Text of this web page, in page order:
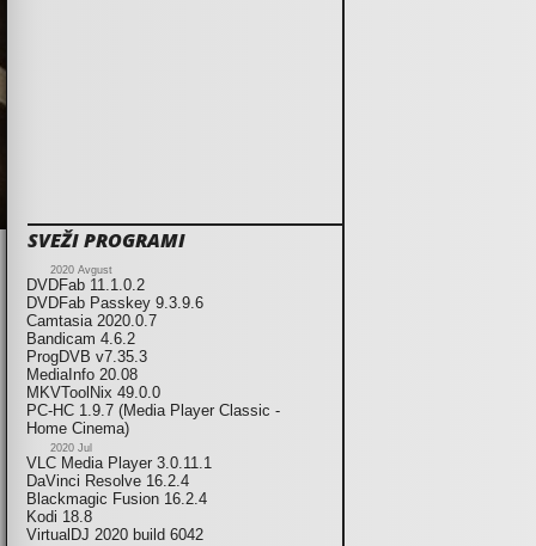
SVEŽI PROGRAMI
2020 Avgust
DVDFab 11.1.0.2
DVDFab Passkey 9.3.9.6
Camtasia 2020.0.7
Bandicam 4.6.2
ProgDVB v7.35.3
MediaInfo 20.08
MKVToolNix 49.0.0
PC-HC 1.9.7 (Media Player Classic -
Home Cinema)
2020 Jul
VLC Media Player 3.0.11.1
DaVinci Resolve 16.2.4
Blackmagic Fusion 16.2.4
Kodi 18.8
VirtualDJ 2020 build 6042